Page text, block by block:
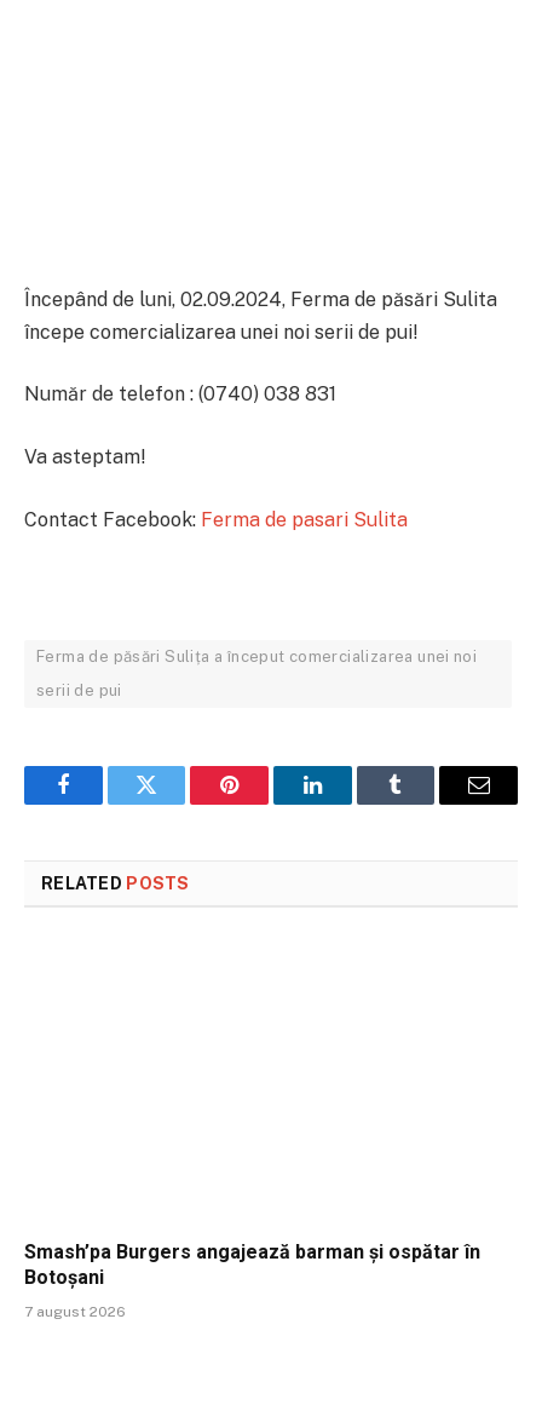
Începând de luni, 02.09.2024, Ferma de păsări Sulita
începe comercializarea unei noi serii de pui!
Număr de telefon : (0740) 038 831
Va asteptam!
Contact Facebook: Ferma de pasari Sulita
Ferma de păsări Sulița a început comercializarea unei noi
serii de pui
FacebookTwitter Pinterest LinkedInTumblr Email
RELATED POSTS
Smash’pa Burgers angajează barman și ospătar în
Botoșani
7 august 2026